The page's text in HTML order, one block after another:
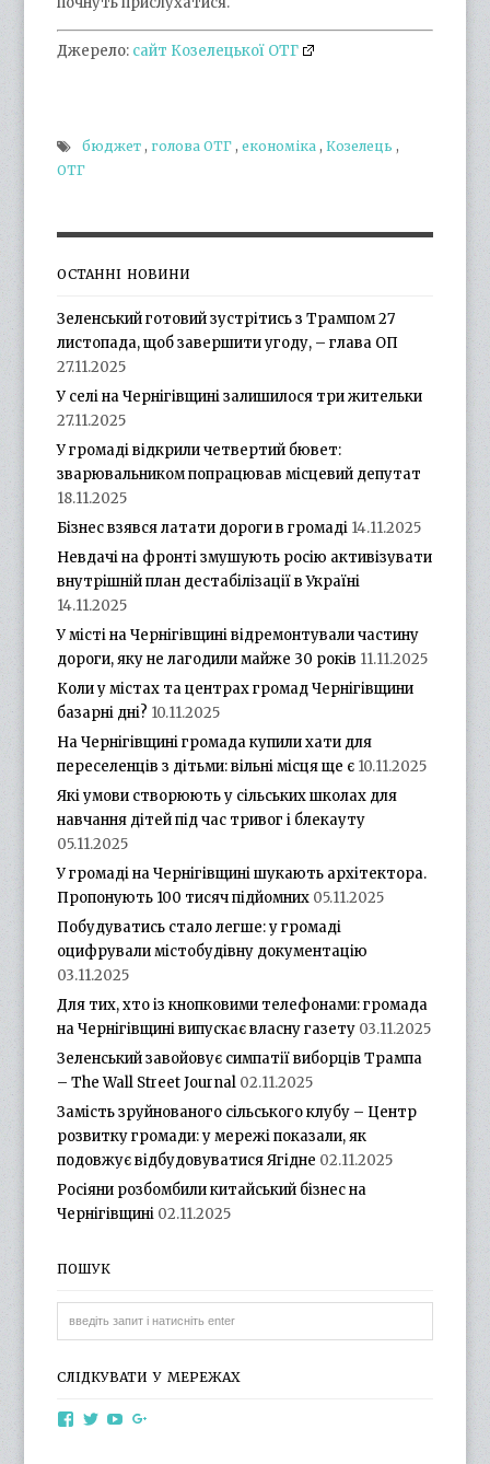
Джерело: сайт Козелецької ОТГ
бюджет , голова ОТГ ,економіка ,Козелець ,
ОТГ
ОСТАННІ НОВИНИ
Зеленський готовий зустрітись з Трампом 27
листопада, щоб завершити угоду, – глава ОП
27.11.2025
У селі на Чернігівщині залишилося три жительки
27.11.2025
У громаді відкрили четвертий бювет:
зварювальником попрацював місцевий депутат
18.11.2025
Бізнес взявся латати дороги в громаді 14.11.2025
Невдачі на фронті змушують росію активізувати
внутрішній план дестабілізації в Україні
14.11.2025
У місті на Чернігівщині відремонтували частину
дороги, яку не лагодили майже 30 років 11.11.2025
Коли у містах та центрах громад Чернігівщини
базарні дні? 10.11.2025
На Чернігівщині громада купили хати для
переселенців з дітьми: вільні місця ще є 10.11.2025
Які умови створюють у сільських школах для
навчання дітей під час тривог і блекауту
05.11.2025
У громаді на Чернігівщині шукають архітектора.
Пропонують 100 тисяч підйомних 05.11.2025
Побудуватись стало легше: у громаді
оцифрували містобудівну документацію
03.11.2025
Для тих, хто із кнопковими телефонами: громада
на Чернігівщині випускає власну газету 03.11.2025
Зеленський завойовує симпатії виборців Трампа
– The Wall Street Journal 02.11.2025
Замість зруйнованого сільського клубу – Центр
розвитку громади: у мережі показали, як
подовжує відбудовуватися Ягідне 02.11.2025
Росіяни розбомбили китайський бізнес на
Чернігівщині 02.11.2025
ПОШУК
СЛІДКУВАТИ У МЕРЕЖАХ
ViewViewView